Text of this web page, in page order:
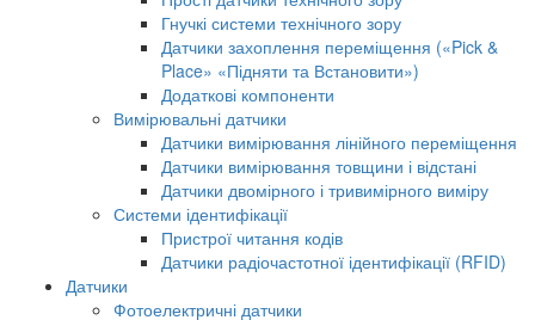
Гнучкі системи технічного зору
Датчики захоплення переміщення («Pick &
Place» «Підняти та Встановити»)
Додаткові компоненти
Вимірювальні датчики
Датчики вимірювання лінійного переміщення
Датчики вимірювання товщини і відстані
Датчики двомірного і тривимірного виміру
Системи ідентифікації
Пристрої читання кодів
Датчики радіочастотної ідентифікації (RFID)
Датчики
Фотоелектричні датчики